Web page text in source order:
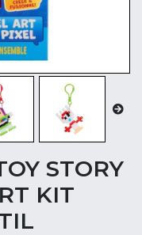
STORY
KIT